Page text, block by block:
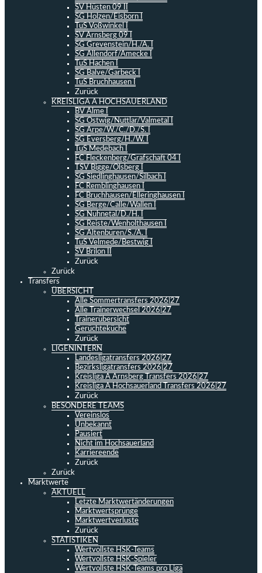
SV Hüsten 09 II
SG Holzen/Eisborn I
TuS Voßwinkel I
SV Arnsberg 09 I
SG Grevenstein/H./A. I
SG Allendorf/Amecke I
TuS Hachen I
SG Balve/Garbeck I
TuS Bruchhausen I
Zurück
KREISLIGA A HOCHSAUERLAND
BV Alme I
SG Ostwig/Nuttlar/Valmetal I
SG Arpe/W./C./D./S. I
SG Eversberg/H./W. I
TuS Medebach I
FC Fleckenberg/Grafschaft 04 I
TSV Bigge/Olsberg I
SG Siedlinghausen/Silbach I
FC Remblinghausen I
FC Bruchhausen/Elleringhausen I
SG Berge/Calle/Wallen I
SG Nuhnetal/D./H. I
SG Reiste/Wenholthausen I
SG Altenbüren/S./A. I
TuS Velmede/Bestwig I
SV Brilon II
Zurück
Zurück
Transfers
ÜBERSICHT
Alle Sommertransfers 2026|27
Alle Trainerwechsel 2026|27
Trainerübersicht
Gerüchteküche
Zurück
LIGENINTERN
Landesligatransfers 2026|27
Bezirksligatransfers 2026|27
Kreisliga A Arnsberg Transfers 2026|27
Kreisliga A Hochsauerland Transfers 2026|27
Zurück
BESONDERE TEAMS
Vereinslos
Unbekannt
Pausiert
Nicht im Hochsauerland
Karriereende
Zurück
Zurück
Marktwerte
AKTUELL
Letzte Marktwertänderungen
Marktwertsprünge
Marktwertverluste
Zurück
STATISTIKEN
Wertvollste HSK-Teams
Wertvollste HSK-Spieler
Wertvollste HSK-Teams pro Liga